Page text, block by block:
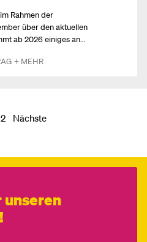
Rahmen der
über den aktuellen
ab 2026 einiges an
Hernalser Hauptstraße. Was
+ MEHR
2 Nächste
unseren